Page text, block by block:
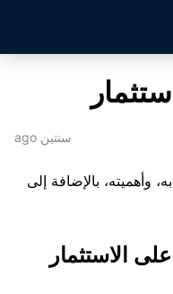
سنتين ago
وأهميته، بالإضافة إلى
الاستثمار